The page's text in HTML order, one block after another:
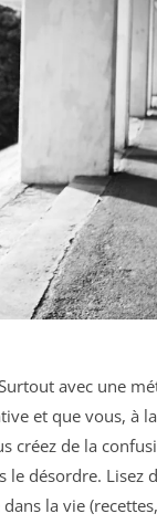
avec une
et que vous, à
créez de la
le désordre. Lisez
la vie